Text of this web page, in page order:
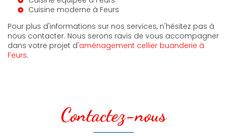
Cuisine moderne à Feurs
Pour plus d'informations sur nos services, n'hésitez pas à
nous contacter. Nous serons ravis de vous accompagner
dans votre projet d'aménagement cellier buanderie à
Feurs.
Contactez-nous